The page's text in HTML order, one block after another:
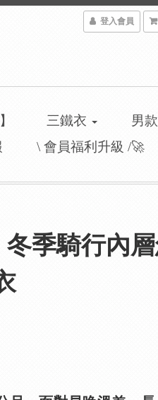
登入會員
三鐵衣 男款
\ 會員福利升級 /🚀
季騎行內層